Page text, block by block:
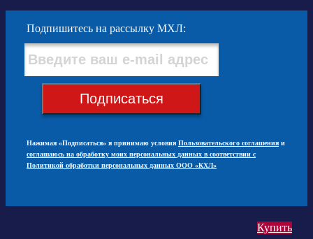
Купить
Подпишитесь на рассылку МХЛ:
Подписаться
Нажимая «Подписаться» я принимаю условия Пользовательского соглашения и
соглашаюсь на обработку моих персональных данных в соответствии с
Политикой обработки персональных данных ООО «КХЛ»